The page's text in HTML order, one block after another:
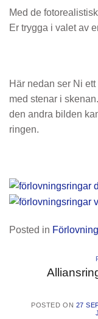
Med de
Er trygga i valet av
Här nedan ser Ni
med stenar i
den andra bilden
ringen.
Posted in
POSTED ON 27